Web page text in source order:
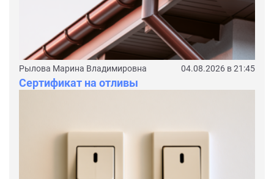
Рылова Марина Владимировна 04.08.2026 в 21:45
Сертификат на отливы